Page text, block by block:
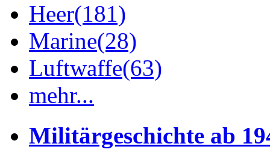
Heer(181)
Marine(28)
Luftwaffe(63)
mehr...
Militärgeschichte ab